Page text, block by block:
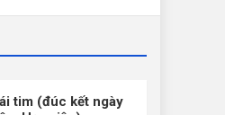
tim (đúc kết ngày